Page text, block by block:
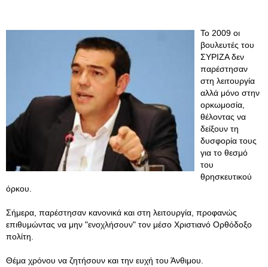
Το 2009 οι
βουλευτές του
ΣΥΡΙΖΑ δεν
παρέστησαν
στη λειτουργία
αλλά μόνο στην
ορκωμοσία,
θέλοντας να
δείξουν τη
δυσφορία τους
για το θεσμό
του
θρησκευτικού
όρκου.
Σήμερα, παρέστησαν κανονικά και στη λειτουργία, προφανώς
επιθυμώντας να μην "ενοχλήσουν" τον μέσο Χριστιανό Ορθόδοξο
πολίτη.
Θέμα χρόνου να ζητήσουν και την ευχή του Άνθιμου.